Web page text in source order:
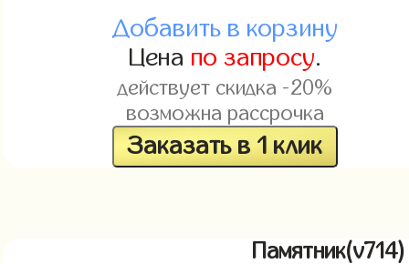
Добавить в корзину
Цена по запросу.
действует скидка -20%
возможна рассрочка
Заказать в 1 клик
Памятник(v714)